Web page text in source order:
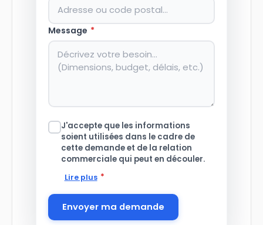
Message *
J'accepte que les informations
soient utilisées dans le cadre de
cette demande et de la relation
commerciale qui peut en découler.
Lire plus *
Envoyer ma demande